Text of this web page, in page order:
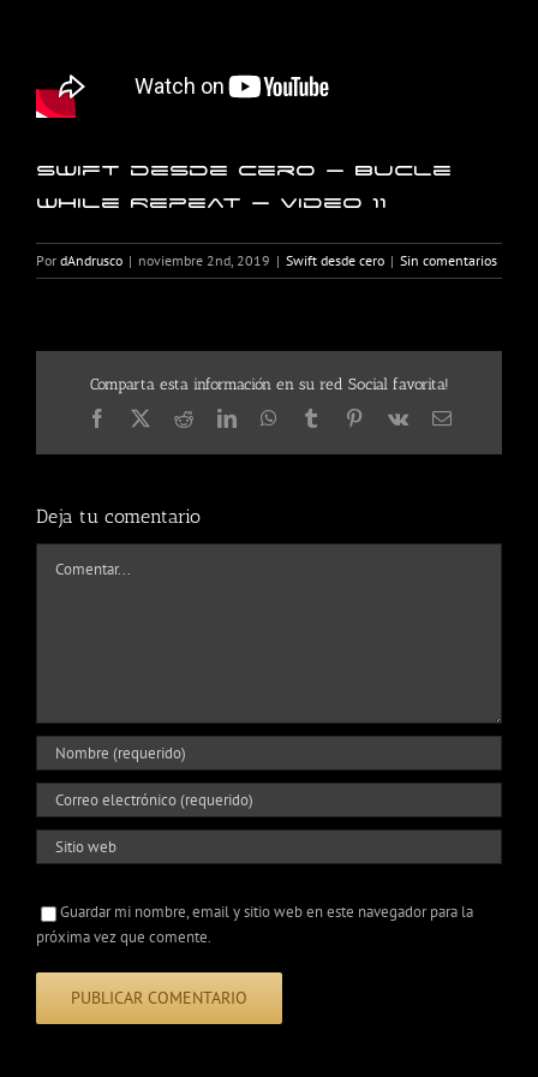
Swift desde cero – Bucle
While Repeat – Video 11
Por dAndrusco | noviembre 2nd, 2019 | Swift desde cero | Sin comentarios
Comparta esta información en su red Social favorita!
Facebook
X RedditLinkedInWhatsApp
TumblrPinterest
Vk
Correo
Deja tu comentario
Guardar mi nombre, email y sitio web en este navegador para la
próxima vez que comente.